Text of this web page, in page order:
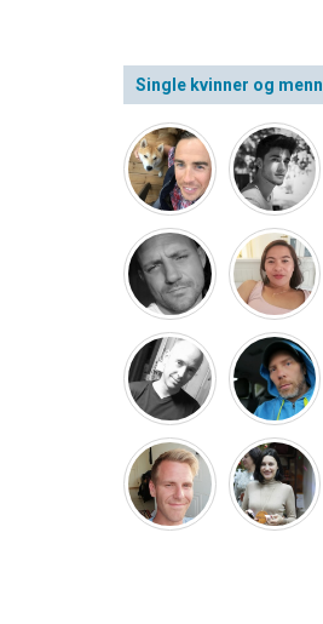
Single kvinner og menn